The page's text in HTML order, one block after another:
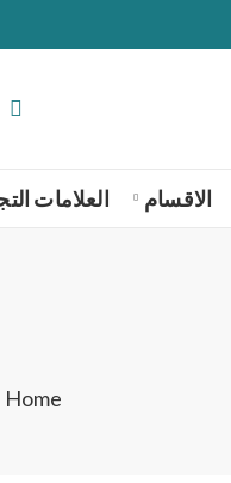
الاقسام العلامات
Home